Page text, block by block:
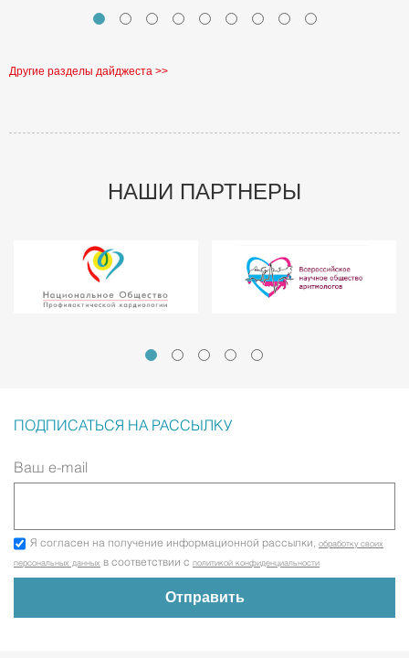
Другие разделы дайджеста >>
НАШИ ПАРТНЕРЫ
ПОДПИСАТЬСЯ НА РАССЫЛКУ
Ваш e-mail
Я согласен на получение информационной рассылки, обработку своих
персональных данных в соответствии с политикой конфиденциальности